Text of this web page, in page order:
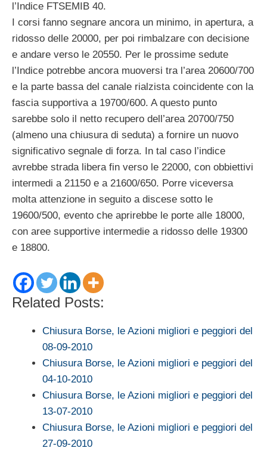
l’Indice FTSEMIB 40.
I corsi fanno segnare ancora un minimo, in apertura, a
ridosso delle 20000, per poi rimbalzare con decisione
e andare verso le 20550. Per le prossime sedute
l’Indice potrebbe ancora muoversi tra l’area 20600/700
e la parte bassa del canale rialzista coincidente con la
fascia supportiva a 19700/600. A questo punto
sarebbe solo il netto recupero dell’area 20700/750
(almeno una chiusura di seduta) a fornire un nuovo
significativo segnale di forza. In tal caso l’indice
avrebbe strada libera fin verso le 22000, con obbiettivi
intermedi a 21150 e a 21600/650. Porre viceversa
molta attenzione in seguito a discese sotto le
19600/500, evento che aprirebbe le porte alle 18000,
con aree supportive intermedie a ridosso delle 19300
e 18800.
Related Posts:
Chiusura Borse, le Azioni migliori e peggiori del
08-09-2010
Chiusura Borse, le Azioni migliori e peggiori del
04-10-2010
Chiusura Borse, le Azioni migliori e peggiori del
13-07-2010
Chiusura Borse, le Azioni migliori e peggiori del
27-09-2010